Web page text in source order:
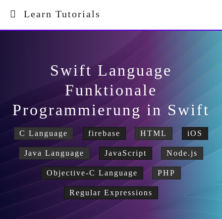
Learn Tutorials
Swift Language
Funktionale
Programmierung in Swift
C Language firebase HTML iOS
Java Language JavaScript Node.js
Objective-C Language PHP
Regular Expressions